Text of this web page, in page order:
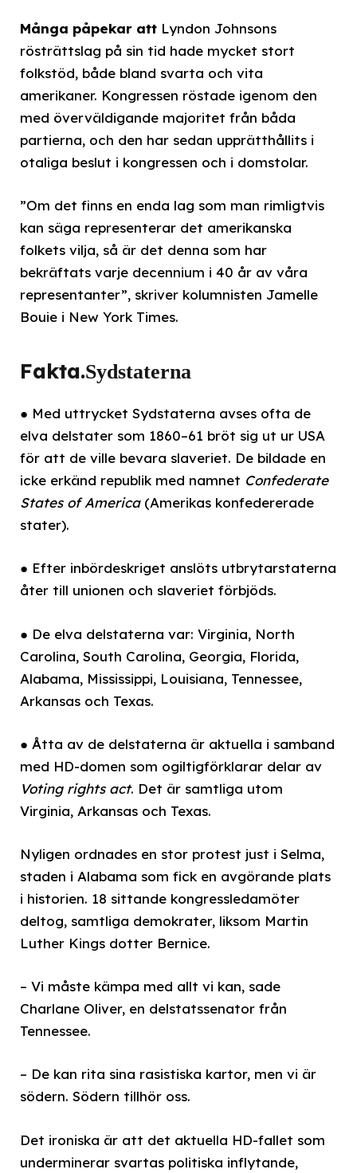
Många påpekar att Lyndon Johnsons
rösträttslag på sin tid hade mycket stort
folkstöd, både bland svarta och vita
amerikaner. Kongressen röstade igenom den
med överväldigande majoritet från båda
partierna, och den har sedan upprätthållits i
otaliga beslut i kongressen och i domstolar.
”Om det finns en enda lag som man rimligtvis
kan säga representerar det amerikanska
folkets vilja, så är det denna som har
bekräftats varje decennium i 40 år av våra
representanter”, skriver kolumnisten Jamelle
Bouie i New York Times.
Fakta.Sydstaterna
● Med uttrycket Sydstaterna avses ofta de
elva delstater som 1860–61 bröt sig ut ur USA
för att de ville bevara slaveriet. De bildade en
icke erkänd republik med namnet Confederate
States of America(Amerikas konfedererade
stater).
● Efter inbördeskriget anslöts utbrytarstaterna
åter till unionen och slaveriet förbjöds.
● De elva delstaterna var: Virginia, North
Carolina, South Carolina, Georgia, Florida,
Alabama, Mississippi, Louisiana, Tennessee,
Arkansas och Texas.
● Åtta av de delstaterna är aktuella i samband
med HD-domen som ogiltigförklarar delar av
Voting rights act. Det är samtliga utom
Virginia, Arkansas och Texas.
Nyligen ordnades en stor protest just i Selma,
staden i Alabama som fick en avgörande plats
i historien. 18 sittande kongressledamöter
deltog, samtliga demokrater, liksom Martin
Luther Kings dotter Bernice.
– Vi måste kämpa med allt vi kan, sade
Charlane Oliver, en delstatssenator från
Tennessee.
– De kan rita sina rasistiska kartor, men vi är
södern. Södern tillhör oss.
Det ironiska är att det aktuella HD-fallet som
underminerar svartas politiska inflytande,